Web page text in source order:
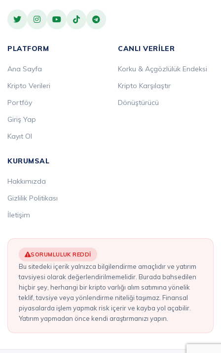
PLATFORM
Ana Sayfa
Kripto Verileri
Portföy
Giriş Yap
Kayıt Ol
CANLI VERILER
Korku & Açgözlülük Endeksi
Kripto Karşılaştır
Dönüştürücü
KURUMSAL
Hakkımızda
Gizlilik Politikası
İletişim
SORUMLULUK REDDI
Bu sitedeki içerik yalnızca bilgilendirme amaçlıdır ve yatırım
tavsiyesi olarak değerlendirilmemelidir. Burada bahsedilen
hiçbir şey, herhangi bir kripto varlığı alım satımına yönelik
teklif, tavsiye veya yönlendirme niteliği taşımaz. Finansal
piyasalarda işlem yapmak risk içerir ve kayba yol açabilir.
Yatırım yapmadan önce kendi araştırmanızı yapın.